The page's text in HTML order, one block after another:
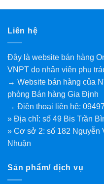
Liên hệ
Đây là website bán hàng
VNPT do nhân viên phụ
→ Website bán hàng của
phòng Bán hàng Gia Định
→ Điện thoại liên hệ:
» Địa chỉ: số 49 Bis Trần
» Cơ sở 2: số 182 Nguyễn
Nhuận
Sản phẩm/ dịch vụ